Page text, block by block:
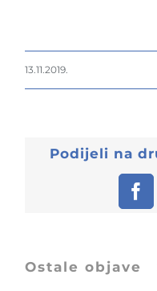
13.11.2019.
Podijeli na
Ostale objave